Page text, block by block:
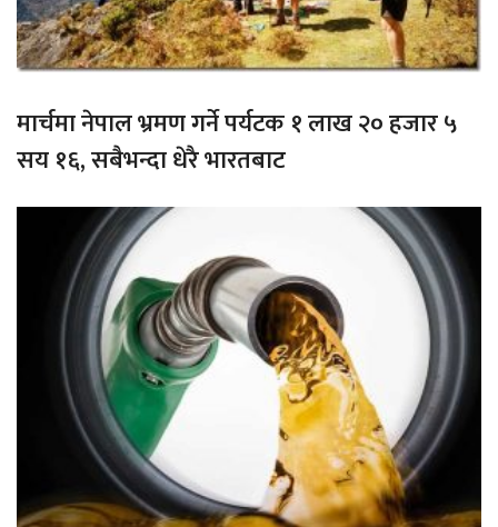
मार्चमा नेपाल भ्रमण गर्ने पर्यटक १ लाख २० हजार ५
सय १६, सबैभन्दा धेरै भारतबाट